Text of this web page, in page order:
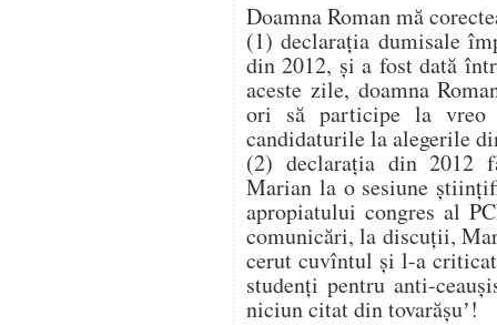
Doamna Roman mă
(1) declarația dumisale
din 2012, și a fost dată
aceste zile, doamna
ori să participe la vreo
candidaturile la alegerile
(2) declarația din 2012
Marian la o sesiune
apropiatului congres al
comunicări, la discuții,
cerut cuvîntul și l-a
studenți pentru anti-
niciun citat din tovarășuʼ!